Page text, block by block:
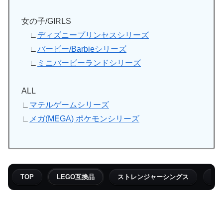
女の子/GIRLS
∟ ディズニープリンセスシリーズ
∟ バービー/Barbieシリーズ
∟
ミニバービーランドシリーズ
ALL
∟ マテルゲームシリーズ
∟
メガ(MEGA) ポケモンシリーズ
TOP LEGO互換品 ストレンジャーシングス